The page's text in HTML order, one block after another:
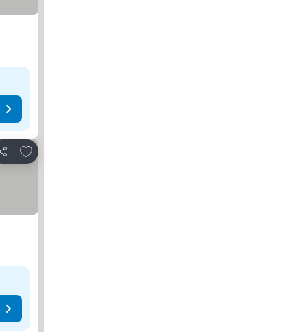
Teilen
Zu Favoriten hinzufügen